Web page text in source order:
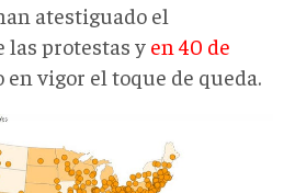
atestiguado el
las protestas y en 40 de
en vigor el toque de queda.